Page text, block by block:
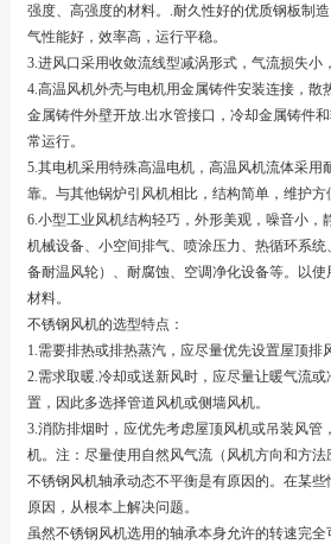
强度、高强度的材料。.耐久性好的优质钢板制
气性能好，效率高，运行平稳。
3.进风口采用收敛流线型减涡形式，气流损失小
4.高温风机外壳与电机用金属铸件安装连接，散
金属铸件外壁开放.出水管接口，冷却金属铸件
常运行。
5.其电机采用特殊高温电机，高温风机流体采用
靠。与其他锅炉引风机相比，结构简单，维护方
6.小型工业风机结构轻巧，外形美观，噪音小，
机械设备、小空间排气、喷涂压力、热循环系
备耐温风轮）、耐腐蚀、空调净化设备等。以使
材料。
不锈钢风机的选型特点：
1.需要排热或排热蒸汽，应尽量优先设置屋顶排
2.需求取暖.冷却或送新风时，应尽量让暖气流
置，因此多选择管道风机或侧墙风机。
3.消防排烟时，应优先考虑屋顶风机或吊装风管
机。注：尽量使用自然风气流（风机方向和方法
不锈钢风机轴承动态不平衡是有原因的。在某
原因，从根本上解决问题。
虽然不锈钢风机选用的轴承本身允许的转速完